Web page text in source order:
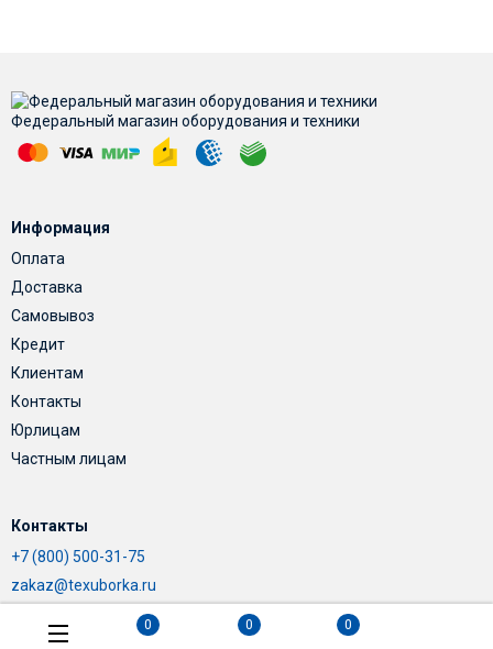
Федеральный магазин оборудования и техники
Информация
Оплата
Доставка
Самовывоз
Кредит
Клиентам
Контакты
Юрлицам
Частным лицам
Контакты
+7 (800) 500-31-75
zakaz@texuborka.ru
0 0 0